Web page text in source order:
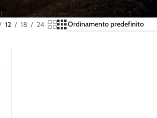
12
18 24